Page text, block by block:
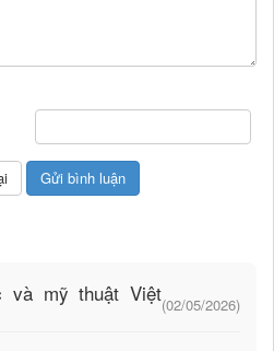
và mỹ thuật Việt(02/05/2026)